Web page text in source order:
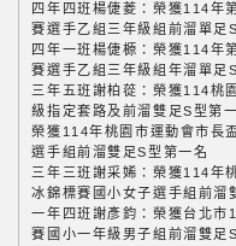
四年四班楊倢菱：榮獲114年
賽選手乙組三年級組前溜單足
四年一班楊倢榞：榮獲114年
賽選手乙組三年級組年溜單足
三年五班謝柏蓯：榮獲114桃
級指定套路及前溜雙足S型第
榮獲114年桃園市運動會市長
選手組前溜雙足S型第一名
三年三班謝采㛓：榮獲114年
冰錦標賽國小女子選手組前溜
一年四班謝彥鈞：榮獲台北
賽國小一年級男子組前溜雙足